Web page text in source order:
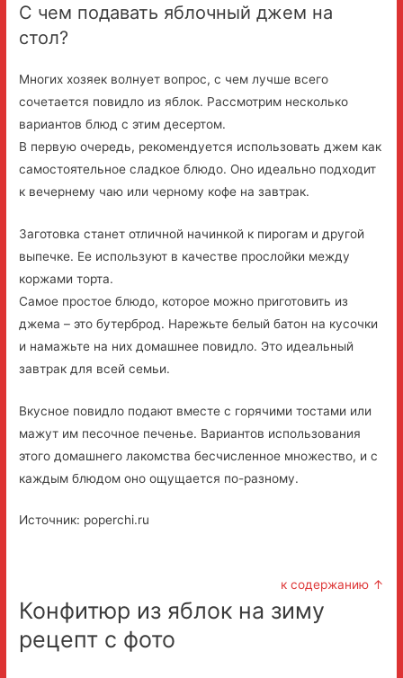
С чем подавать яблочный джем на
стол?
Многих хозяек волнует вопрос, с чем лучше всего
сочетается повидло из яблок. Рассмотрим несколько
вариантов блюд с этим десертом.
В первую очередь, рекомендуется использовать джем как
самостоятельное сладкое блюдо. Оно идеально подходит
к вечернему чаю или черному кофе на завтрак.
Заготовка станет отличной начинкой к пирогам и другой
выпечке. Ее используют в качестве прослойки между
коржами торта.
Самое простое блюдо, которое можно приготовить из
джема – это бутерброд. Нарежьте белый батон на кусочки
и намажьте на них домашнее повидло. Это идеальный
завтрак для всей семьи.
Вкусное повидло подают вместе с горячими тостами или
мажут им песочное печенье. Вариантов использования
этого домашнего лакомства бесчисленное множество, и с
каждым блюдом оно ощущается по-разному.
Источник: poperchi.ru
к содержанию ↑
Конфитюр из яблок на зиму
рецепт с фото